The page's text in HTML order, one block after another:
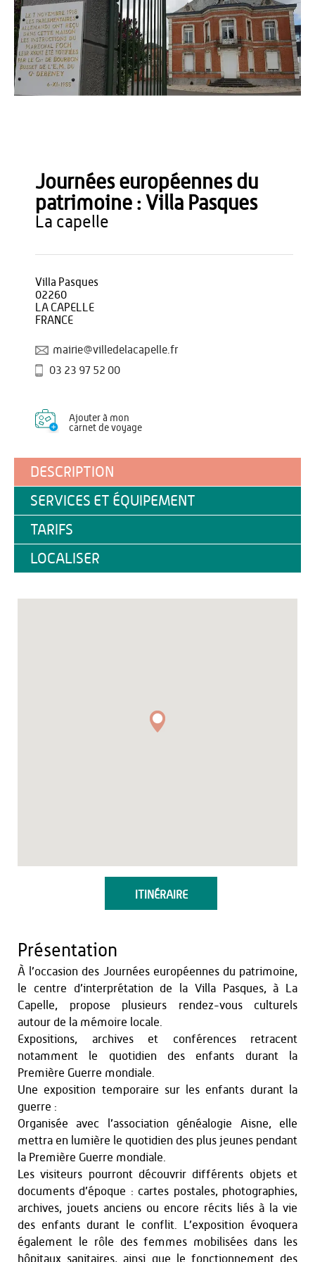
Journées européennes du
patrimoine : Villa Pasques
la capelle
Villa Pasques
02260
LA CAPELLE
FRANCE
mairie@villedelacapelle.fr
03 23 97 52 00
Ajouter à mon
carnet de voyage
DESCRIPTION
SERVICES ET ÉQUIPEMENT
TARIFS
LOCALISER
ITINÉRAIRE
Présentation
À l’occasion des Journées européennes du patrimoine,
le centre d’interprétation de la Villa Pasques, à La
Capelle, propose plusieurs rendez-vous culturels
autour de la mémoire locale.
Expositions, archives et conférences retracent
notamment le quotidien des enfants durant la
Première Guerre mondiale.
Une exposition temporaire sur les enfants durant la
guerre :
Organisée avec l’association généalogie Aisne, elle
mettra en lumière le quotidien des plus jeunes pendant
la Première Guerre mondiale.
Les visiteurs pourront découvrir différents objets et
documents d’époque : cartes postales, photographies,
archives, jouets anciens ou encore récits liés à la vie
des enfants durant le conflit. L’exposition évoquera
également le rôle des femmes mobilisées dans les
hôpitaux sanitaires, ainsi que le fonctionnement des